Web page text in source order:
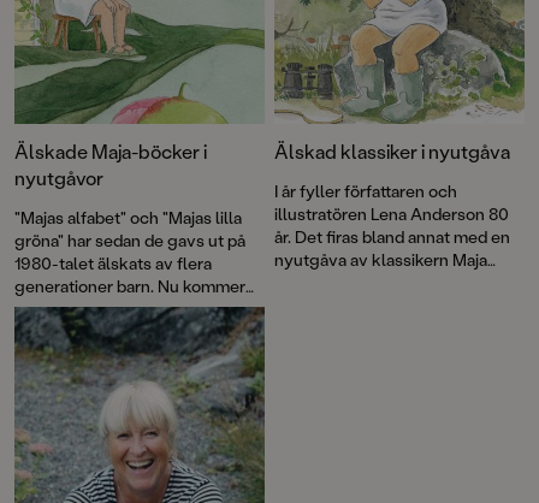
Älskade Maja-böcker i
nyutgåvor
"Majas alfabet" och "Majas lilla
gröna" har sedan de gavs ut på
1980-talet älskats av flera
generationer barn. Nu kommer
båda böckerna i lätt bearbetade
nyutgåvor!
Älskad klassiker i nyutgåva
I år fyller författaren och
illustratören Lena Anderson 80
år. Det firas bland annat med en
nyutgåva av klassikern Maja